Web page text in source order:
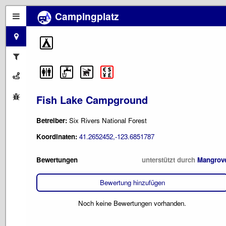
Campingplatz
Fish Lake Campground
Betreiber: Six Rivers National Forest
Koordinaten: 41.2652452,-123.6851787
Bewertungen unterstützt durch
Bewertung hinzufügen
Noch keine Bewertungen vorhanden.